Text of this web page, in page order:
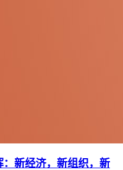
新经济，新组织，新